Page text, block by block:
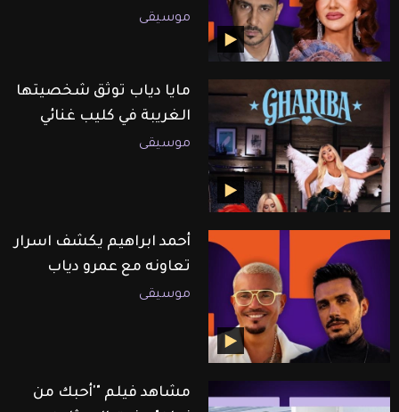
موسيقى
مايا دياب توثق شخصيتها
الغريبة في كليب غنائي
موسيقى
أحمد ابراهيم يكشف اسرار
تعاونه مع عمرو دياب
موسيقى
مشاهد فيلم "'أحبك من